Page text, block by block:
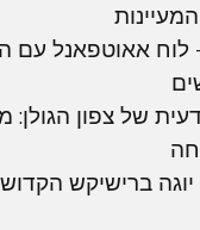
לוח אאוטפאנל עם
של צפון הגולן:
ברישיקש